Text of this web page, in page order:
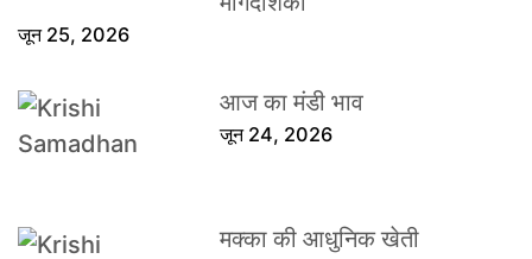
जून 25, 2026
आज का मंडी भाव
जून 24, 2026
मक्का की आधुनिक खेती